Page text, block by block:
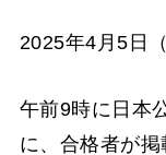
2025年4月5日
午前9時に日本
に、合格者が